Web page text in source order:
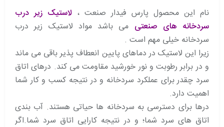
نام این محصول پارس فیدار صنعت ، لاستیک زیر درب
سردخانه های صنعتی می باشد مواد لاستیک زیر درب
سردخانه خیلی مهم است .
زیرا این لاستیک در دماهای پایین انعطاف پذیر باقی می ماند
و در برابر رطوبت و نور خورشید مقاومت می کند. درهای اتاق
سرد چقدر برای عملکرد سردخانه و در نتیجه کسب و کار شما
اهمیت دارد.
درها برای دسترسی به سردخانه ها حیاتی هستند. آب بندی
اتاق های سرد شما؛ و در نتیجه کارایی اتاق سرد شما.اگر